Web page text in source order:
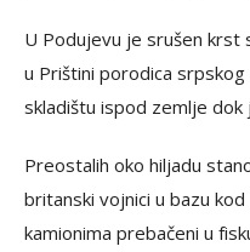
U Podujevu je srušen krst
u Prištini porodica
skladištu ispod zemlje dok
Preostalih oko hiljadu
britanski vojnici u bazu
kamionima prebačeni u